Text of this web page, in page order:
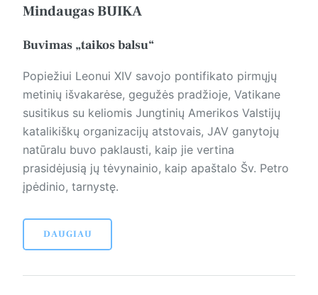
Mindaugas BUIKA
Buvimas „taikos balsu“
Popiežiui Leonui XIV savojo pontifikato pirmųjų
metinių išvakarėse, gegužės pradžioje, Vatikane
susitikus su keliomis Jungtinių Amerikos Valstijų
katalikiškų organizacijų atstovais, JAV ganytojų
natūralu buvo paklausti, kaip jie vertina
prasidėjusią jų tėvynainio, kaip apaštalo Šv. Petro
įpėdinio, tarnystę.
DAUGIAU